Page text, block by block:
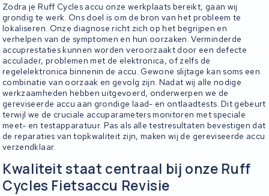
Zodra je Ruff Cycles accu onze werkplaats bereikt, gaan wij
grondig te werk. Ons doel is om de bron van het probleem te
lokaliseren. Onze diagnose richt zich op het begrijpen en
verhelpen van de symptomen en hun oorzaken. Verminderde
accuprestaties kunnen worden veroorzaakt door een defecte
acculader, problemen met de elektronica, of zelfs de
regelelektronica binnenin de accu. Gewone slijtage kan soms een
combinatie van oorzaak en gevolg zijn. Nadat wij alle nodige
werkzaamheden hebben uitgevoerd, onderwerpen we de
gereviseerde accu aan grondige laad- en ontlaadtests. Dit gebeurt
terwijl we de cruciale accuparameters monitoren met speciale
meet- en testapparatuur. Pas als alle testresultaten bevestigen dat
de reparaties van topkwaliteit zijn, maken wij de gereviseerde accu
verzendklaar.
Kwaliteit staat centraal bij onze Ruff
Cycles Fietsaccu Revisie